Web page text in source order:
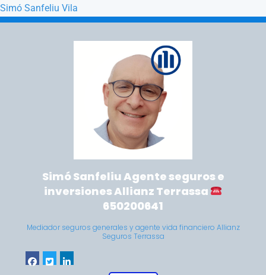
Simó Sanfeliu Vila
Saltar a la navegación principal
Saltar al contenido principal
Simó Sanfeliu Agente seguros e
inversiones Allianz Terrassa
650200641
Mediador seguros generales y agente vida financiero Allianz
Seguros Terrassa